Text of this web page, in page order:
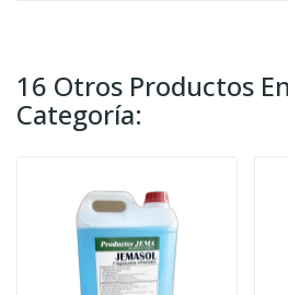
16 Otros Productos
Categoría: